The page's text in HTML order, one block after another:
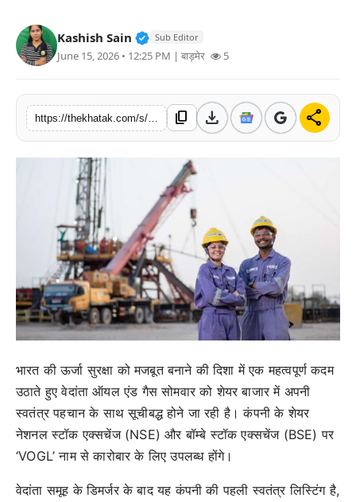
बॉलीवुड
खेल
लाइफस्टाइल
Kashish Sain Verified Public Figure • 11 Jun,
Sub Editor
June 15, 2026 • 12:25 PM | बाड़मेर 5
content_copy download share
भारत की ऊर्जा सुरक्षा को मजबूत बनाने की दिशा में एक महत्वपूर्ण कदम
उठाते हुए वेदांता ऑयल एंड गैस सोमवार को शेयर बाजार में अपनी
स्वतंत्र पहचान के साथ सूचीबद्ध होने जा रही है। कंपनी के शेयर
नेशनल स्टॉक एक्सचेंज (NSE) और बॉम्बे स्टॉक एक्सचेंज (BSE) पर
‘VOGL’ नाम से कारोबार के लिए उपलब्ध होंगे।
वेदांता समूह के डिमर्जर के बाद यह कंपनी की पहली स्वतंत्र लिस्टिंग है,